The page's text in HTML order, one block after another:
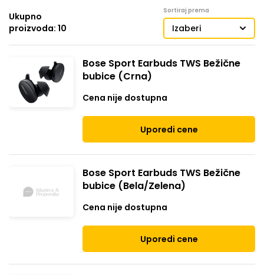
Ukupno
proizvoda: 10
Sortiraj prema
Izaberi
Bose Sport Earbuds TWS Bežične
bubice (Crna)
Cena nije dostupna
Uporedi cene
Bose Sport Earbuds TWS Bežične
bubice (Bela/Zelena)
Cena nije dostupna
Uporedi cene